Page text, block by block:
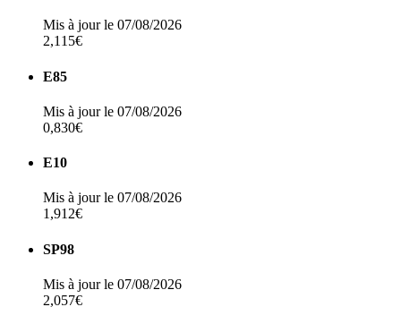
Mis à jour le 07/08/2026
2,115€
E85
Mis à jour le 07/08/2026
0,830€
E10
Mis à jour le 07/08/2026
1,912€
SP98
Mis à jour le 07/08/2026
2,057€